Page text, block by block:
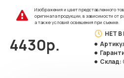
Изображения и цвет представленного
оригинала продукции, в зависимости от
а также условий освещения при съемке.
4430р.
НЕТ
Склад: